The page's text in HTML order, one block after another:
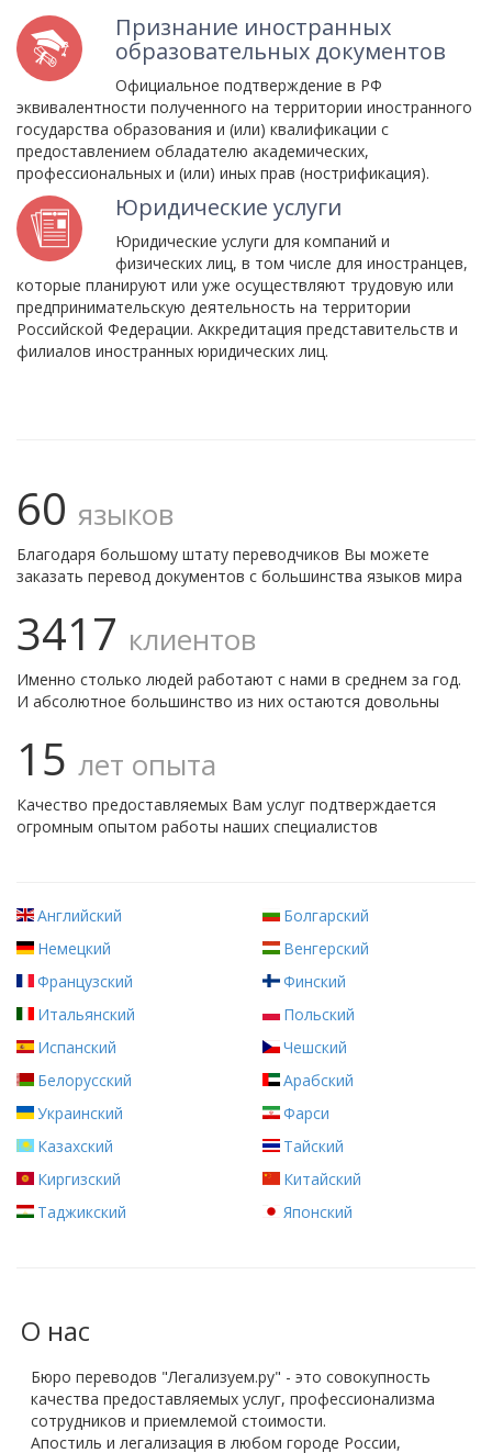
Признание иностранных
образовательных документов
Официальное подтверждение в РФ
эквивалентности полученного на территории иностранного
государства образования и (или) квалификации с
предоставлением обладателю академических,
профессиональных и (или) иных прав (нострификация).
Юридические услуги
Юридические услуги для компаний и
физических лиц, в том числе для иностранцев,
которые планируют или уже осуществляют трудовую или
предпринимательскую деятельность на территории
Российской Федерации. Аккредитация представительств и
филиалов иностранных юридических лиц.
60 языков
Благодаря большому штату переводчиков Вы можете
заказать перевод документов с большинства языков мира
3417 клиентов
Именно столько людей работают с нами в среднем за год.
И абсолютное большинство из них остаются довольны
15 лет опыта
Качество предоставляемых Вам услуг подтверждается
огромным опытом работы наших специалистов
Английский
Немецкий
Французский
Итальянский
Испанский
Болгарский
Венгерский
Финский
Польский
Чешский
Белорусский
Украинский
Казахский
Киргизский
Таджикский
Арабский
Фарси
Тайский
Китайский
Японский
О нас
Бюро переводов "Легализуем.ру" - это совокупность
качества предоставляемых услуг, профессионализма
сотрудников и приемлемой стоимости.
Апостиль и легализация в любом городе России,